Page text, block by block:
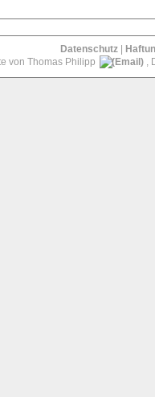
Datenschutz
von Thomas Philipp
,